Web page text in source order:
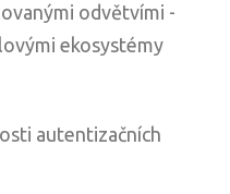
odvětvími -
ekosystémy
autentizačních